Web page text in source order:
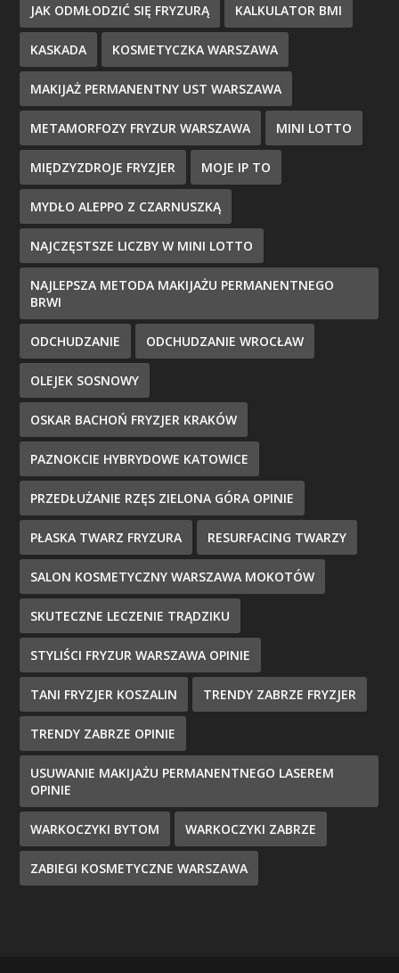
JAK ODMŁODZIĆ SIĘ FRYZURĄ KALKULATOR BMI
KASKADA KOSMETYCZKA WARSZAWA
MAKIJAŻ PERMANENTNY UST WARSZAWA
METAMORFOZY FRYZUR WARSZAWA MINI LOTTO
MIĘDZYZDROJE FRYZJER MOJE IP TO
MYDŁO ALEPPO Z CZARNUSZKĄ
NAJCZĘSTSZE LICZBY W MINI LOTTO
NAJLEPSZA METODA MAKIJAŻU PERMANENTNEGO
BRWI
ODCHUDZANIE ODCHUDZANIE WROCŁAW
OLEJEK SOSNOWY
OSKAR BACHOŃ FRYZJER KRAKÓW
PAZNOKCIE HYBRYDOWE KATOWICE
PRZEDŁUŻANIE RZĘS ZIELONA GÓRA OPINIE
PŁASKA TWARZ FRYZURA RESURFACING TWARZY
SALON KOSMETYCZNY WARSZAWA MOKOTÓW
SKUTECZNE LECZENIE TRĄDZIKU
STYLIŚCI FRYZUR WARSZAWA OPINIE
TANI FRYZJER KOSZALIN TRENDY ZABRZE FRYZJER
TRENDY ZABRZE OPINIE
USUWANIE MAKIJAŻU PERMANENTNEGO LASEREM
OPINIE
WARKOCZYKI BYTOM WARKOCZYKI ZABRZE
ZABIEGI KOSMETYCZNE WARSZAWA